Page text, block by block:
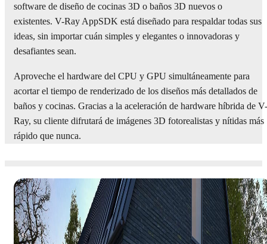
software de diseño de cocinas 3D o baños 3D nuevos o
existentes. V-Ray AppSDK está diseñado para respaldar todas sus
ideas, sin importar cuán simples y elegantes o innovadoras y
desafiantes sean.
Aproveche el hardware del CPU y GPU simultáneamente para
acortar el tiempo de renderizado de los diseños más detallados de
baños y cocinas. Gracias a la aceleración de hardware híbrida de V-
Ray, su cliente difrutará de imágenes 3D fotorealistas y nítidas más
rápido que nunca.